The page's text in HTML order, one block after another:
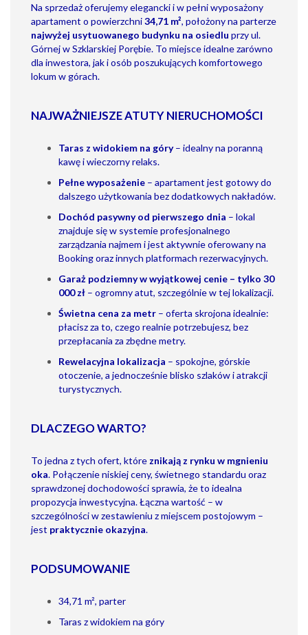
Na sprzedaż oferujemy elegancki i w pełni wyposażony
apartament o powierzchni34,71 m², położony na parterze
najwyżej usytuowanego budynku na osiedlu przy ul.
Górnej w Szklarskiej Porębie. To miejsce idealne zarówno
dla inwestora, jak i osób poszukujących komfortowego
lokum w górach.
NAJWAŻNIEJSZE ATUTY NIERUCHOMOŚCI
Taras z widokiem na góry– idealny na poranną
kawę i wieczorny relaks.
Pełne wyposażenie – apartament jest gotowy do
dalszego użytkowania bez dodatkowych nakładów.
Dochód pasywny od pierwszego dnia – lokal
znajduje się w systemie profesjonalnego
zarządzania najmem i jest aktywnie oferowany na
Booking oraz innych platformach rezerwacyjnych.
Garaż podziemny w wyjątkowej cenie – tylko 30
000 zł – ogromny atut, szczególnie w tej lokalizacji.
Świetna cena za metr – oferta skrojona idealnie:
płacisz za to, czego realnie potrzebujesz, bez
przepłacania za zbędne metry.
Rewelacyjna lokalizacja – spokojne, górskie
otoczenie, a jednocześnie blisko szlaków i atrakcji
turystycznych.
DLACZEGO WARTO?
To jedna z tych ofert, które znikają z rynku w mgnieniu
oka. Połączenie niskiej ceny, świetnego standardu oraz
sprawdzonej dochodowości sprawia, że to idealna
propozycja inwestycyjna. Łączna wartość – w
szczególności w zestawieniu z miejscem postojowym –
jest praktycznie okazyjna.
PODSUMOWANIE
34,71 m², parter
Taras z widokiem na góry